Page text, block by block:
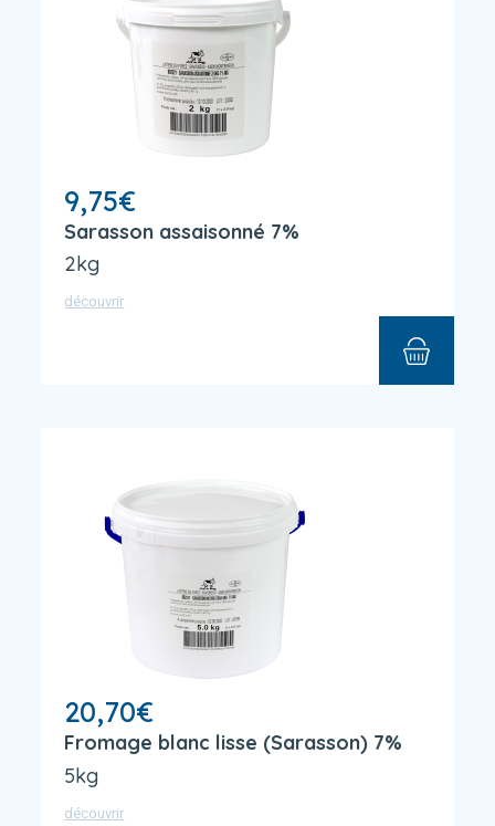
9,75€
Sarasson assaisonné 7%
2kg
découvrir
20,70€
Fromage blanc lisse (Sarasson) 7%
5kg
découvrir